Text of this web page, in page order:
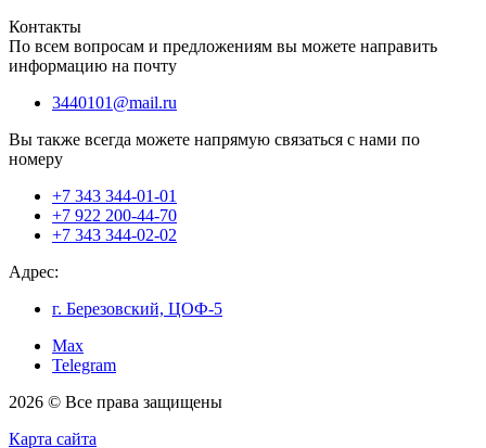
Контакты
По всем вопросам и предложениям вы можете направить
информацию на почту
3440101@mail.ru
Вы также всегда можете напрямую связаться с нами по
номеру
+7 343 344-01-01
+7 922 200-44-70
+7 343 344-02-02
Адрес:
г. Березовский, ЦОФ-5
Max
Telegram
2026 © Все права защищены
Карта сайта